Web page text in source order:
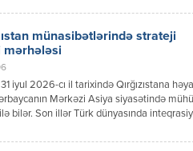
Prezidenti İlham Əliyevin Qırğız
bu, ortaq köklərə, […]
münasibətlərində strateji
mərhələsi
iyul 2026-cı il tarixində Qırğızıstana
Mərkəzi Asiya siyasətində
bilər. Son illər Türk dünyasında
qazanır. Dövlət başçılarının görüşü